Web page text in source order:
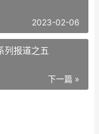
2023-02-06
列报道之五
下一篇 »